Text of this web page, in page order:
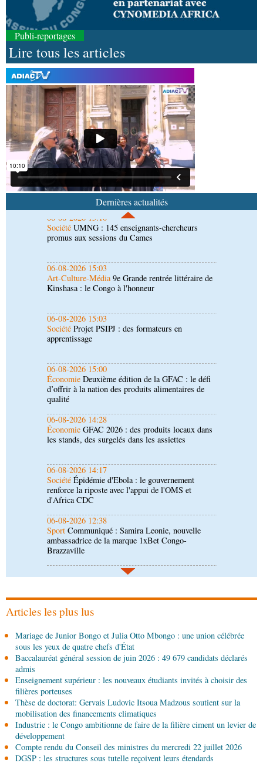
Publi-reportages
Lire tous les articles
Dernières actualités
06-08-2026 16:37
SociétéDiaspora : rencontre des Congolais de
l'étranger à Brazzaville
06-08-2026 15:29
ÉconomieAgriculture : Denis Sassou N'Guesso
lance la deuxième édition de la Grande foire
agricole du Congo
06-08-2026 15:10
UMNG : 145 enseignants-chercheurs
promus aux sessions du Cames
06-08-2026 15:03
Art-Culture-Média9e Grande rentrée littéraire de
Kinshasa : le Congo à l'honneur
06-08-2026 15:03
SociétéProjet PSIPJ : des formateurs en
apprentissage
06-08-2026 15:00
ÉconomieDeuxième édition de la GFAC : le défi
d’offrir à la nation des produits alimentaires de
06-08-2026 14:28
ÉconomieGFAC 2026 : des produits locaux dans
les stands, des surgelés dans les assiettes
06-08-2026 14:17
SociétéÉpidémie d'Ebola : le gouvernement
renforce la riposte avec l'appui de l'OMS et
06-08-2026 12:38
SportCommuniqué : Samira Leonie, nouvelle
ambassadrice de la marque 1xBet Congo-
Brazzaville
06-08-2026 09:30
PolitiqueAssemblée nationale: la Commission
Ecofin s’imprègne des réalités du CHU-B
06-08-2026 08:45
Pierre Oba jettent les bases d’une collaboration
fructueuse
Afrique-Monde Centrafrique : les sanctions de
l'ONU cachent la guerre silencieuse pour le
contrôle des ressources
05-08-2026 22:10
Économie
Noire pour la valorisation des produits forestiers
non ligneux
05-08-2026 17:32
Sport
Articles les plus lus
Mariage de Junior Bongo et Julia Otto Mbongo : une union célébrée
sous les yeux de quatre chefs d'État
Baccalauréat général session de juin 2026 : 49 679 candidats déclarés
admis
Enseignement supérieur : les nouveaux étudiants invités à choisir des
filières porteuses
Thèse de doctorat: Gervais Ludovic Itsoua Madzous soutient sur la
mobilisation des financements climatiques
Industrie : le Congo ambitionne de faire de la filière ciment un levier de
développement
Compte rendu du Conseil des ministres du mercredi 22 juillet 2026
DGSP : les structures sous tutelle reçoivent leurs étendards